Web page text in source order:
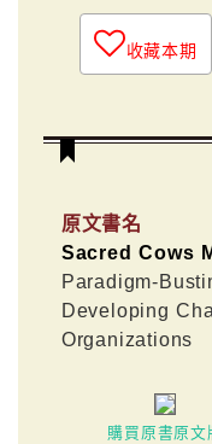
收藏本期
原文書名
Sacred Cows
Paradigm-
Developing
Organizations
購買原書原文